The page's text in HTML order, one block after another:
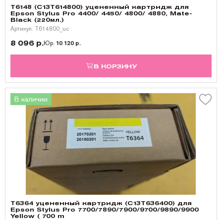
T6148 (C13T614800) уцененный картридж для
Epson Stylus Pro 4400/ 4450/ 4800/ 4880, Mate-
Black (220мл.)
Артикул: T614800_uc
8 096 р.Юр. 10 120 р.
В КОРЗИНУ
В наличии
T6364 уцененный картридж (C13T636400) для
Epson Stylus Pro 7700/7890/7900/9700/9890/9900
Yellow ( 700 m